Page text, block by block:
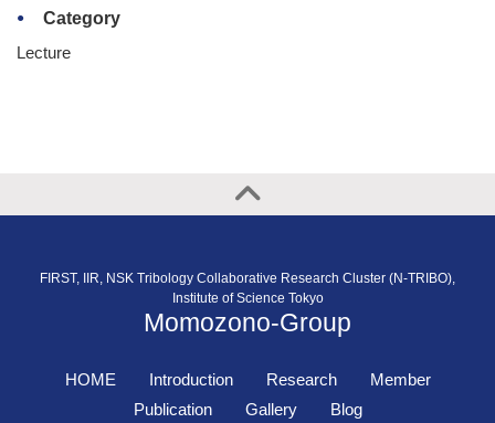
Category
Lecture
FIRST, IIR, NSK Tribology Collaborative Research Cluster (N-TRIBO),
Institute of Science Tokyo
Momozono-Group
HOME Introduction Research
Member
Publication
Gallery Blog